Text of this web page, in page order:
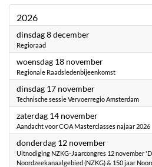
2026
dinsdag 8 december2026
Regioraad
woensdag 18 november2026
Regionale Raadsledenbijeenkomst
dinsdag 17 november2026
Technische sessie Vervoerregio Amsterdam
zaterdag 14 november2026
Aandacht voor COA Masterclasses najaar 2026
donderdag 12 november2026
Uitnodiging NZKG-Jaarcongres 12 november
Noordzeekanaalgebied (NZKG) & 150 jaar